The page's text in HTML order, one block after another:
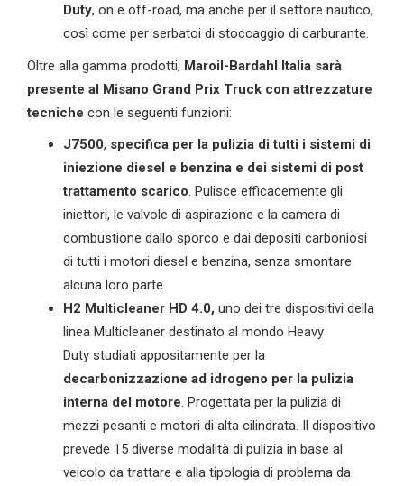
Duty, on e off-road, ma anche per il settore nautico,
così come per serbatoi di stoccaggio di carburante.
Oltre alla gamma prodotti, Maroil-Bardahl Italia sarà
presente al Misano Grand Prix Truck con attrezzature
tecniche con le seguenti funzioni:
J7500, specifica per la pulizia di tutti i sistemi di
iniezione diesel e benzina e dei sistemi di post
trattamento scarico. Pulisce efficacemente gli
iniettori, le valvole di aspirazione e la camera di
combustione dallo sporco e dai depositi carboniosi
di tutti i motori diesel e benzina, senza smontare
alcuna loro parte.
H2 Multicleaner HD 4.0, uno dei tre dispositivi della
linea Multicleaner destinato al mondo Heavy
Duty studiati appositamente per la
decarbonizzazione ad idrogeno per la pulizia
interna del motore. Progettata per la pulizia di
mezzi pesanti e motori di alta cilindrata. Il dispositivo
prevede 15 diverse modalità di pulizia in base al
veicolo da trattare e alla tipologia di problema da